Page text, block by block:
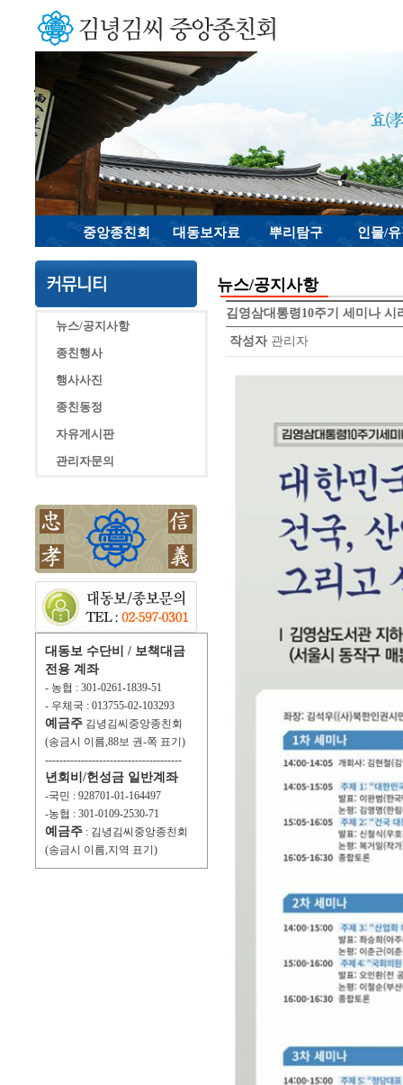
중앙종친회 대동보자료 뿌리탐구 인물/
뉴스/공지사항
종친행사
행사사진
종친동정
자유게시판
관리자문의
대동보 수단비 / 보책대금
전용 계좌
- 농협 : 301-0261-1839-51
- 우체국 : 013755-02-103293
예금주 김녕김씨중앙종친회
(송금시 이름,88보 권-쪽 표기)
--------------------------------------
년회비/헌성금 일반계좌
-국민 : 928701-01-164497
-농협 : 301-0109-2530-71
예금주 : 김녕김씨중앙종친회
(송금시 이름,지역 표기)
뉴스/공지사항
김영삼대통령10주기 세미나 시
작성자 관리자